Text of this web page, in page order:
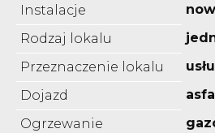
Instalacje
Rodzaj lokalu
Przeznaczenie lokalu
Dojazd
Ogrzewanie